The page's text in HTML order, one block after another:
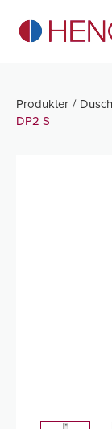
Produkter
DP2 S